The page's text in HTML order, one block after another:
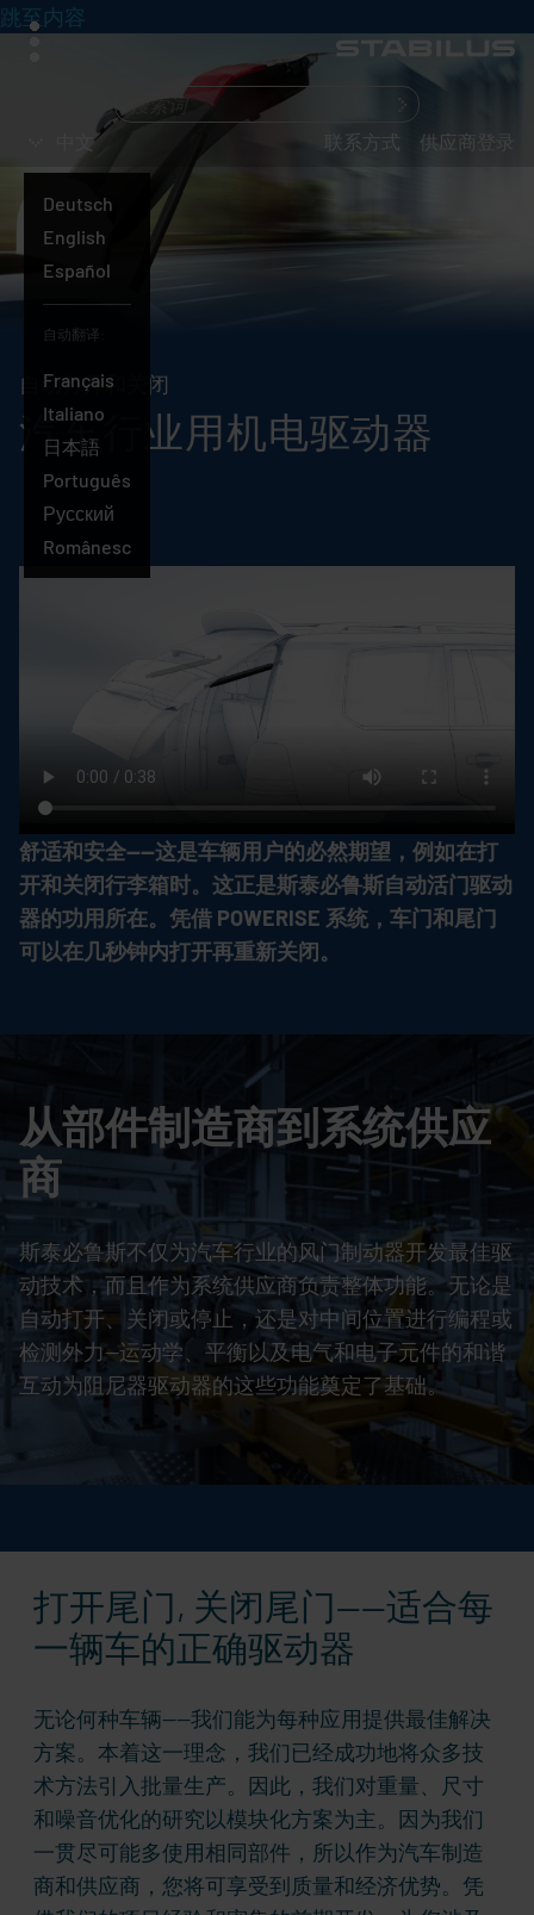
跳至内容
菜
中文
Deutsch
English
中
文
Español
自动翻译:
Français
Italiano
日本語
Português
Русский
Românesc
联系方式 供应商登录
自动打开和关闭
汽车行业用机电驱动器
舒适和安全——这是车辆用户的必然期望，例如在打
开和关闭行李箱时。这正是斯泰必鲁斯自动活门驱动
器的功用所在。凭借 POWERISE 系统，车门和尾门
可以在几秒钟内打开再重新关闭。
从部件制造商到系统供应
商
斯泰必鲁斯不仅为汽车行业的风门制动器开发最佳驱
动技术，而且作为系统供应商负责整体功能。无论是
自动打开、关闭或停止，还是对中间位置进行编程或
检测外力--运动学、平衡以及电气和电子元件的和谐
互动为阻尼器驱动器的这些功能奠定了基础。
打开尾门, 关闭尾门——适合每
一辆车的正确驱动器
无论何种车辆——我们能为每种应用提供最佳解决
方案。本着这一理念，我们已经成功地将众多技
术方法引入批量生产。因此，我们对重量、尺寸
和噪音优化的研究以模块化方案为主。因为我们
一贯尽可能多使用相同部件，所以作为汽车制造
商和供应商，您将可享受到质量和经济优势。凭
寻
么？